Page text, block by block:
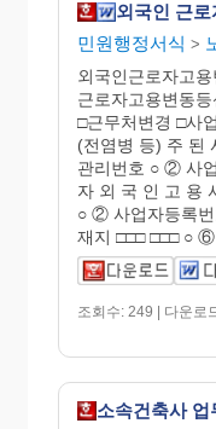
외국인 근
민원행정서식 >
외국인근로자고
근로자고용변동
□근무처변경 □사
(전염병 등) 주 된
관리번호 ○ ② 사
자 외 국 인 고 용
○ ② 사업자등록
재지 □□□ □□□ ○ ⑥
조회수: 249 | 다운로
소속건축사 업